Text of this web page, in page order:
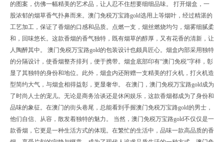
的图案，仿佛一幅精美的艺术品，让人忍不住想要细细品味。 打开烟盒，一
股浓郁的烟草香气扑鼻而来。澳门免税万宝路gold选用上等烟叶，经过精湛的
工艺加工，保证了香烟的口感和品质。点燃一支，烟丝燃烧均匀，烟雾细腻柔
和，回味悠长。这款香烟的香气独特，既有烟草的醇厚，又有花香的清新，让
人陶醉其中。 澳门免税万宝路gold的包装设计也颇具匠心。烟盒内部采用独特
的分隔设计，使香烟整齐排列，便于携带。烟盒底部印有“澳门免税”字样，彰
显了其独特的身份和地位。此外，烟盒内还附赠一支精美的打火机，打火机造
型简约大气，与烟盒相得益彰，更显奢华。 在澳门，澳门免税万宝路gold成为
了时尚人士的宠儿。无论是商务洽谈还是休闲娱乐，这款香烟都成为了身份和
品味的象征。在澳门的街头巷尾，总能看到手握澳门免税万宝路gold的男士，
他们自信、从容，散发着独特的魅力。 当然，澳门免税万宝路gold不仅仅是一
款香烟，它更是一种生活方式的体现。在繁忙的生活中，品味一款高品质的香